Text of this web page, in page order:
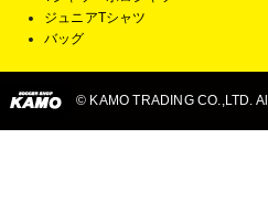
ジュニアTシャツ
バッグ
© KAMO TRADING CO.,LTD.